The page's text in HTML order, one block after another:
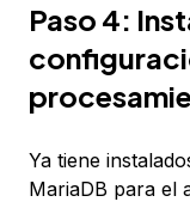
Paso 4:
Ya tiene
MariaDB para el